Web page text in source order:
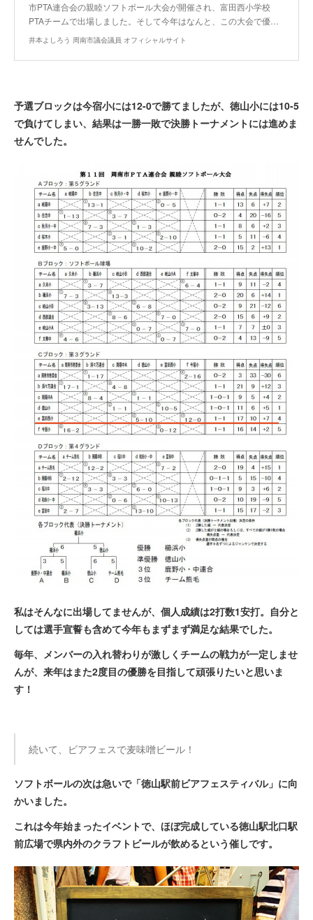
市PTA連合会の親睦ソフトボール大会が開催され、富田西小学校
PTAチームで出場しました。そして今年はなんと、この大会で優…
井本よしろう 周南市議会議員 オフィシャルサイト
予選ブロックは今宿小には12-0で勝てましたが、徳山小には10-5
で負けてしまい、結果は一勝一敗で決勝トーナメントには進めま
せんでした。
私はそんなに出場してませんが、個人成績は2打数1安打。自分と
しては選手宣誓も含めて今年もまずまず満足な結果でした。
毎年、メンバーの入れ替わりが激しくチームの戦力が一定しませ
んが、来年はまた2度目の優勝を目指して頑張りたいと思いま
す！
続いて、ビアフェスで麦味噌ビール！
ソフトボールの次は急いで「徳山駅前ビアフェスティバル」に向
かいました。
これは今年始まったイベントで、ほぼ完成している徳山駅北口駅
前広場で県内外のクラフトビールが飲めるという催しです。